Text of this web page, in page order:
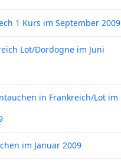
1 Kurs im September 2009
Lot/Dordogne im Juni
in Frankreich/Lot im
im Januar 2009